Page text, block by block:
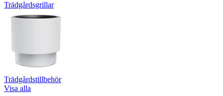
Trädgårdsgrillar
Trädgårdstillbehör
Visa alla